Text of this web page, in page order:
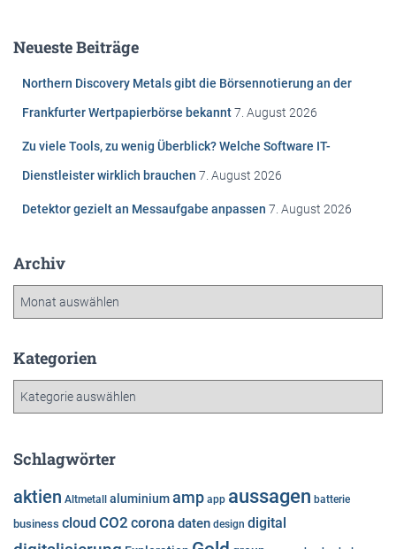
n
Neueste Beiträge
Northern Discovery Metals gibt die Börsennotierung an der
Frankfurter Wertpapierbörse bekannt7. August 2026
Zu viele Tools, zu wenig Überblick? Welche Software IT-
Dienstleister wirklich brauchen 7. August 2026
Detektor gezielt an Messaufgabe anpassen 7. August 2026
Archiv
h
Kategorien
g
r
i
e
Schlagwörter
aktien Altmetall aluminiumamp app aussagen batterie
business cloud CO2 corona daten design digital